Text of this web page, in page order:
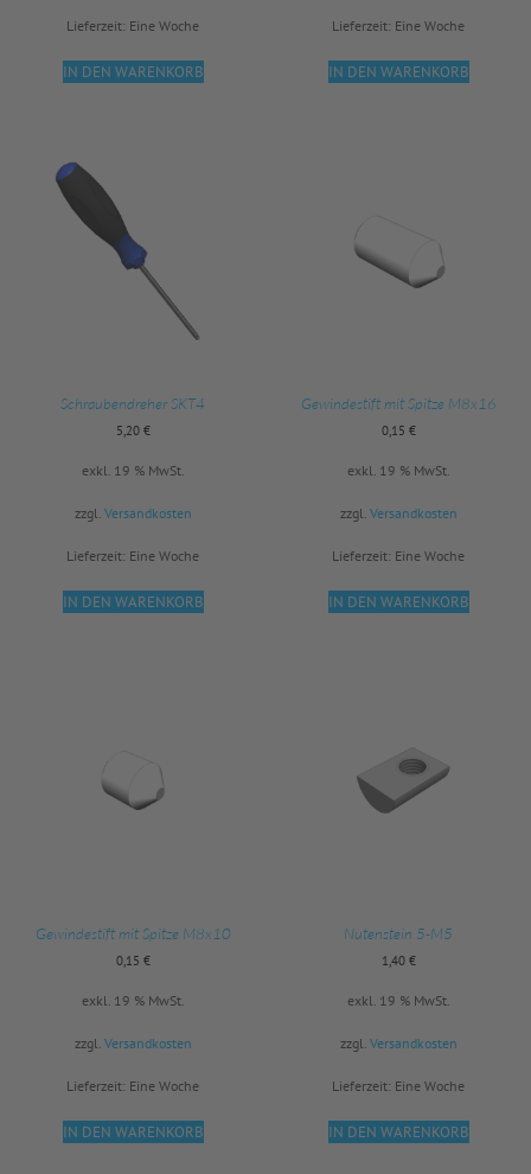
Lieferzeit: Eine Woche
IN DEN WARENKORB
Lieferzeit: Eine Woche
IN DEN WARENKORB
Schraubendreher SKT4
5,20 €
exkl. 19 % MwSt.
zzgl. Versandkosten
Lieferzeit: Eine Woche
IN DEN WARENKORB
Gewindestift mit Spitze M8x16
0,15 €
exkl. 19 % MwSt.
zzgl. Versandkosten
Lieferzeit: Eine Woche
IN DEN WARENKORB
Gewindestift mit Spitze M8x10
0,15 €
exkl. 19 % MwSt.
zzgl. Versandkosten
Lieferzeit: Eine Woche
IN DEN WARENKORB
Nutenstein 5-M5
1,40 €
exkl. 19 % MwSt.
zzgl. Versandkosten
Lieferzeit: Eine Woche
IN DEN WARENKORB